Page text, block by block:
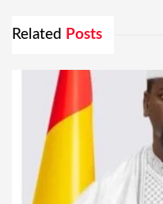
Related Posts